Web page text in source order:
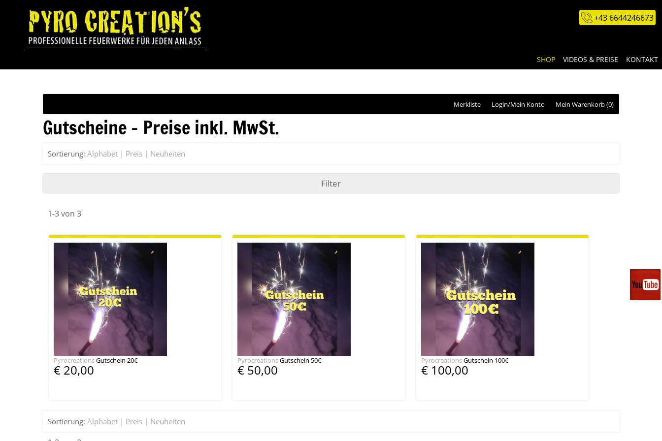
+43 6644246673
SHOP VIDEOS & PREISE KONTAKT
Mein Warenkorb(0)
Login/Mein Konto
Merkliste
Gutscheine - Preise inkl. MwSt.
Sortierung: Alphabet Preis Neuheiten
Filter
1-3 von 3
PyrocreationsGutschein 20€
€ 20,00
PyrocreationsGutschein 50€
€ 50,00
PyrocreationsGutschein 100€
€ 100,00
Sortierung: Alphabet Preis Neuheiten